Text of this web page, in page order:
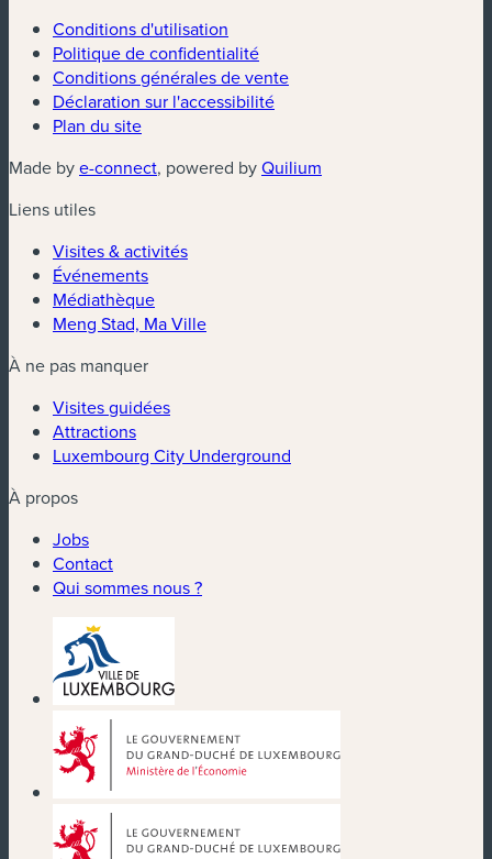
Conditions d'utilisation
Politique de confidentialité
Conditions générales de vente
Déclaration sur l'accessibilité
Plan du site
Made bye-connect(nouvelle fenêtre)
, powered byQuilium
Liens utiles
Visites & activités
Événements
Médiathèque
Meng Stad, Ma Ville
À ne pas manquer
Visites guidées
Attractions
Luxembourg City Underground
À propos
Jobs
Contact
Qui sommes nous ?